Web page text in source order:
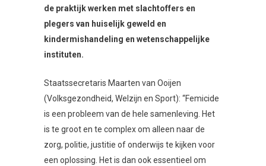
de praktijk werken met slachtoffers en
plegers van huiselijk geweld en
kindermishandeling en wetenschappelijke
instituten.
Staatssecretaris Maarten van Ooijen
(Volksgezondheid, Welzijn en Sport): “Femicide
is een probleem van de hele samenleving. Het
is te groot en te complex om alleen naar de
zorg, politie, justitie of onderwijs te kijken voor
een oplossing. Het is dan ook essentieel om